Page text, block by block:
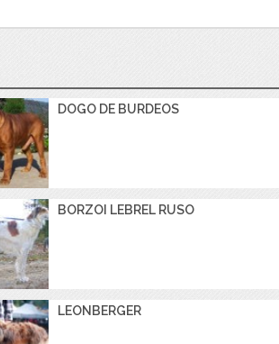
DOGO DE BURDEOS
BORZOI LEBREL RUSO
LEONBERGER